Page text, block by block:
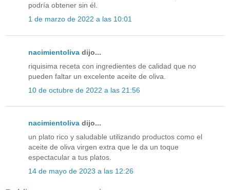
podría obtener sin él.
1 de marzo de 2022 a las 10:01
nacimientoliva dijo...
riquisima receta con ingredientes de calidad que no
pueden faltar un excelente aceite de oliva.
10 de octubre de 2022 a las 21:56
nacimientoliva dijo...
un plato rico y saludable utilizando productos como el
aceite de oliva virgen extra que le da un toque
espectacular a tus platos.
14 de mayo de 2023 a las 12:26